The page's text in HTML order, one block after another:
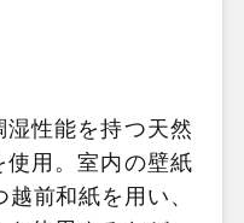
性能を持つ天然
用。室内の壁紙
前和紙を用い、